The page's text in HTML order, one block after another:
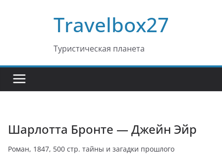
Travelbox27
Туристическая планета
Шарлотта Бронте — Джейн Эйр
Роман, 1847, 500 стр. тайны и загадки прошлого